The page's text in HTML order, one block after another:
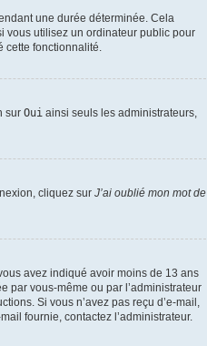
une durée déterminée. Cela
vous utilisez un ordinateur public pour
cette fonctionnalité.
sur Oui ainsi seuls les administrateurs,
cliquez sur J’ai oublié mon mot de
avez indiqué avoir moins de 13 ans
par vous-même ou par l’administrateur
Si vous n’avez pas reçu d’e-mail,
fournie, contactez l’administrateur.